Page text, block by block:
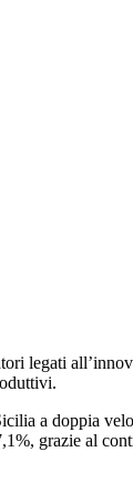
legati
a doppia
grazie al